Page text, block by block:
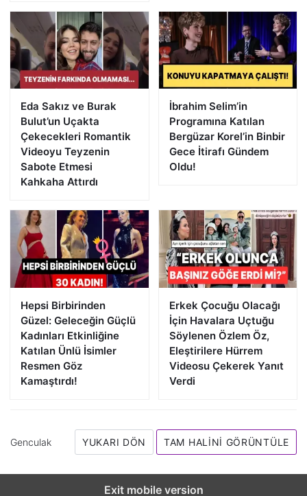
Eda Sakız ve Burak
Bulut’un Uçakta
Çekecekleri Romantik
Videoyu Teyzenin
Sabote Etmesi
Kahkaha Attırdı
İbrahim Selim’in
Programına Katılan
Bergüzar Korel’in Binbir
Gece İtirafı Gündem
Oldu!
Hepsi Birbirinden
Güzel: Geleceğin Güçlü
Kadınları Etkinliğine
Katılan Ünlü İsimler
Resmen Göz
Kamaştırdı!
Erkek Çocuğu Olacağı
İçin Havalara Uçtuğu
Söylenen Özlem Öz,
Eleştirilere Hürrem
Videosu Çekerek Yanıt
Verdi
Genculak YUKARI DÖN TAM HALINI GÖRÜNTÜLE
Exit mobile version